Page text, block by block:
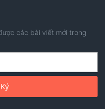
các bài viết mới trong